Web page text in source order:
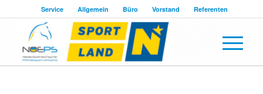
Service Allgemein Büro Vorstand Referenten